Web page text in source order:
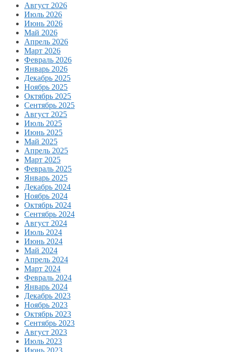
Август 2026
Июль 2026
Июнь 2026
Май 2026
Апрель 2026
Март 2026
Февраль 2026
Январь 2026
Декабрь 2025
Ноябрь 2025
Октябрь 2025
Сентябрь 2025
Август 2025
Июль 2025
Июнь 2025
Май 2025
Апрель 2025
Март 2025
Февраль 2025
Январь 2025
Декабрь 2024
Ноябрь 2024
Октябрь 2024
Сентябрь 2024
Август 2024
Июль 2024
Июнь 2024
Май 2024
Апрель 2024
Март 2024
Февраль 2024
Январь 2024
Декабрь 2023
Ноябрь 2023
Октябрь 2023
Сентябрь 2023
Август 2023
Июль 2023
Июнь 2023